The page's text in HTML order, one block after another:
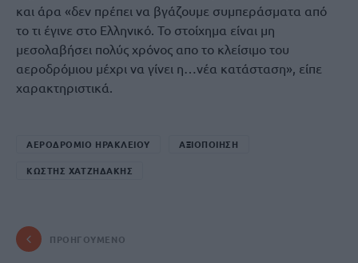
και άρα «δεν πρέπει να βγάζουμε συμπεράσματα από
το τι έγινε στο Ελληνικό. Το στοίχημα είναι μη
μεσολαβήσει πολύς χρόνος απο το κλείσιμο του
αεροδρόμιου μέχρι να γίνει η…νέα κατάσταση», είπε
χαρακτηριστικά.
ΑΕΡΟΔΡΟΜΙΟ ΗΡΑΚΛΕΙΟΥ ΑΞΙΟΠΟΙΗΣΗ
ΚΩΣΤΗΣ ΧΑΤΖΗΔΑΚΗΣ
ΠΡΟΗΓΟΎΜΕΝΟ